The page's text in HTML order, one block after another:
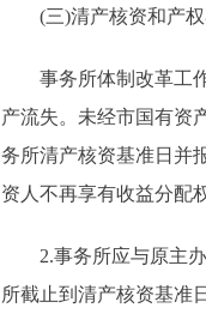
(三)清产核资和产权
事务所体制改革工作
产流失。未经市国有资
务所清产核资基准日并
资人不再享有收益分配
2.事务所应与原主办
所截止到清产核资基准